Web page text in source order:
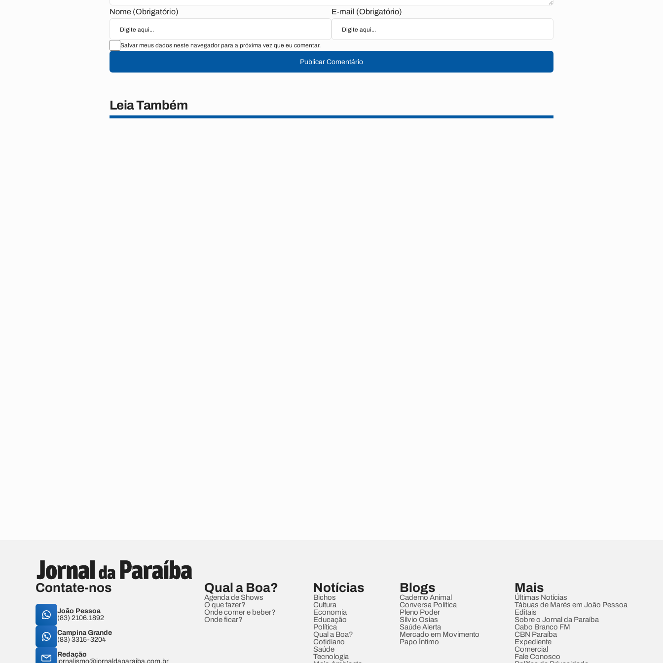
Nome (Obrigatório) E-mail (Obrigatório)
Salvar meus dados neste navegador para a próxima vez que eu comentar.
Publicar Comentário
Leia Também
Contate-nos
João Pessoa
(83) 2106.1892
Campina Grande
(83) 3315-3204
Redação
jornalismo@jornaldaparaiba.com.br
Qual a Boa?
Agenda de Shows
O que fazer?
Onde comer e beber?
Onde ficar?
Notícias
Bichos
Cultura
Economia
Educação
Política
Qual a Boa?
Cotidiano
Saúde
Tecnologia
Blogs
Caderno Animal
Conversa Política
Pleno Poder
Sílvio Osias
Saúde Alerta
Mercado em Movimento
Papo Íntimo
Mais
Últimas Notícias
Tábuas de Marés em João Pessoa
Editais
Sobre o Jornal da Paraíba
Cabo Branco FM
CBN Paraíba
Expediente
Comercial
Fale Conosco